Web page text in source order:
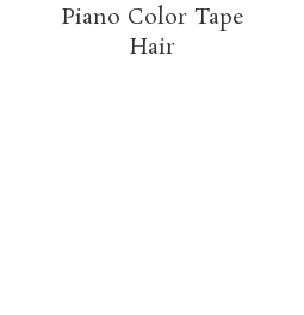
Piano Color Tape
Hair